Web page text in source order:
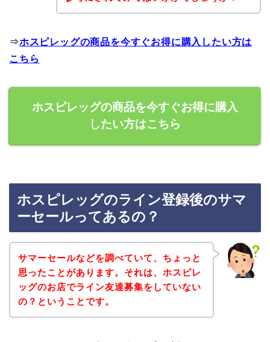
⇒ホスピレッグの商品を今すぐお得に購入したい方は
こちら
ホスピレッグの商品を今すぐお得に購入
したい方はこちら
ホスピレッグのライン登録後のサマ
ーセールってあるの？
サマーセールなどを調べていて、ちょっと
思ったことがあります。それは、ホスピレ
ッグのお店でライン友達募集をしていない
の？ということです。